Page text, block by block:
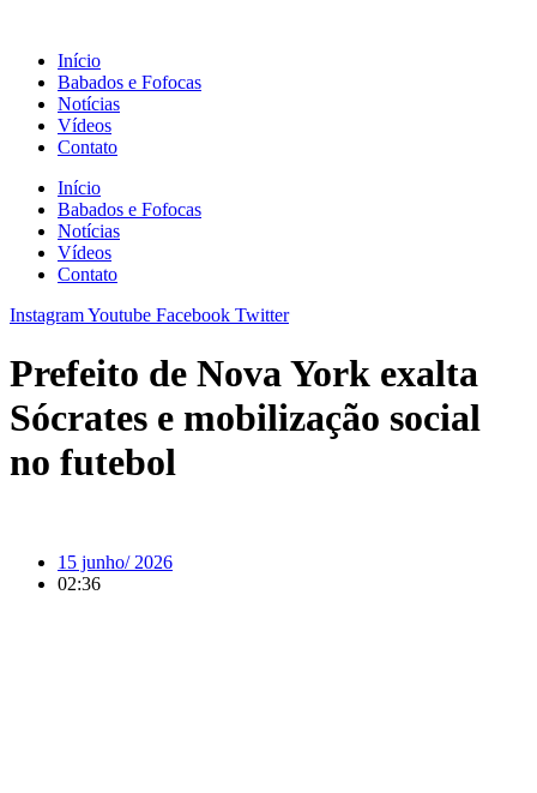
conteúdo
Início
Babados e Fofocas
Notícias
Vídeos
Contato
Início
Babados e Fofocas
Notícias
Vídeos
Contato
InstagramYoutube Facebook Twitter
Prefeito de Nova York exalta
Sócrates e mobilização social
no futebol
15 junho/ 2026
02:36